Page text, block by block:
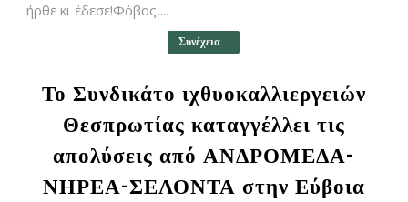
ήρθε κι έδεσε!Φόβος,...
Συνέχεια...
Το Συνδικάτο ιχθυοκαλλιεργειών
Θεσπρωτίας καταγγέλλει τις
απολύσεις από ΑΝΔΡΟΜΕΔΑ-
ΝΗΡΕΑ-ΣΕΛΟΝΤΑ στην Εύβοια